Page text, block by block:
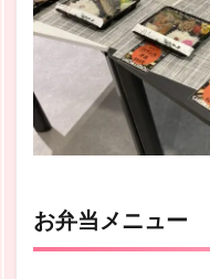
お弁当メニュー